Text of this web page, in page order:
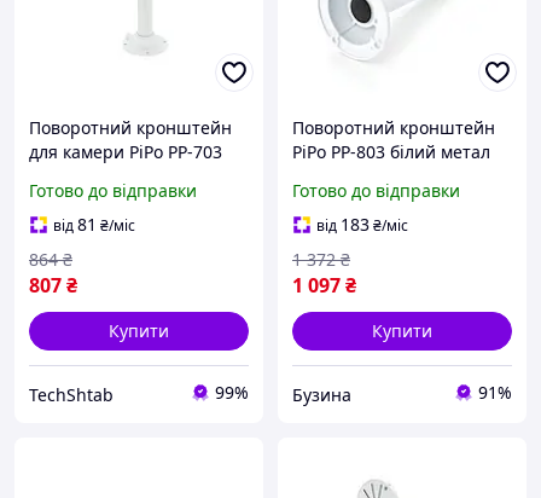
Поворотний кронштейн
для камери PiPo PP-703
Готово до відправки
від81 ₴/міс
807₴
864 ₴
Купити
TechShtab 99%
Поворотний кронштейн
PiPo PP-803 білий метал
професійних камер
buzyna
Готово до відправки
від 183₴/міс
1 097₴
1 372 ₴
Купити
Бузина 91%